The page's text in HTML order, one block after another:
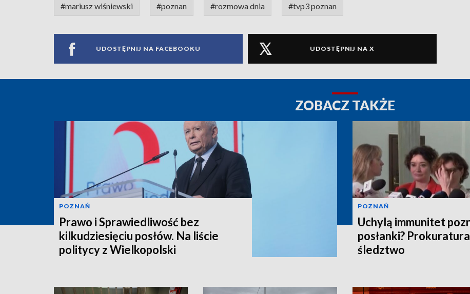
#mariusz wiśniewski #poznan #rozmowa dnia #tvp3 poznan
UDOSTĘPNIJ NA FACEBOOKU UDOSTĘPNIJ NA X
ZOBACZ TAKŻE
POZNAŃ
Prawo i Sprawiedliwość bez
kilkudziesięciu posłów. Na liście
politycy z Wielkopolski
POZNAŃ
Uchylą immunitet
posłanki?
śledztwo